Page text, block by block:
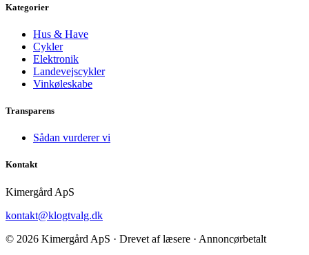
Kategorier
Hus & Have
Cykler
Elektronik
Landevejscykler
Vinkøleskabe
Transparens
Sådan vurderer vi
Kontakt
Kimergård ApS
kontakt@klogtvalg.dk
© 2026 Kimergård ApS · Drevet af læsere · Annoncørbetalt